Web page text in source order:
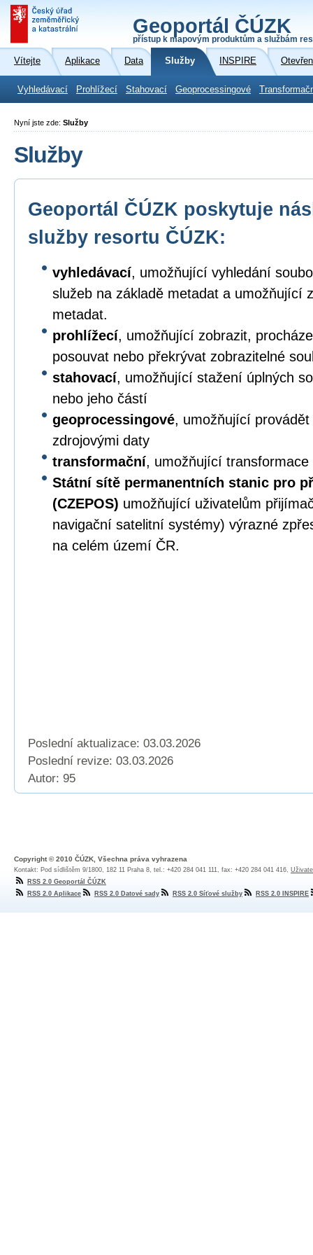
Geoportál ČÚZK
přístup k mapovým produktům a službám
Vítejte Aplikace Data Služby INSPIRE
Vyhledávací Prohlížecí Stahovací Geoprocessingové
Nyní jste zde: Služby
Služby
Geoportál ČÚZK poskytuje
služby resortu ČÚZK:
vyhledávací, umožňující vyhledání
služeb na základě metadat a umožňující
metadat.
prohlížecí, umožňující zobrazit,
posouvat nebo překrývat zobrazitelné
stahovací, umožňující stažení úplných
nebo jeho částí
geoprocessingové, umožňující
zdrojovými daty
transformační, umožňující transformace
Státní sítě permanentních stanic pro
(CZEPOS) umožňující uživatelům
navigační satelitní systémy) výrazné
na celém území ČR.
Poslední aktualizace: 03.03.2026
Poslední revize: 03.03.2026
Autor: 95
Copyright © 2010 ČÚZK, Všechna práva vyhrazena
Kontakt: Pod sídlištěm 9/1800, 182 11 Praha 8, tel.: +420 284 041 111, fax: +420 284 041 416,
RSS 2.0 Geoportál ČÚZK
RSS 2.0 Aplikace
RSS 2.0 Datové sady RSS 2.0 Síťové služby RSS 2.0 INSPIRE